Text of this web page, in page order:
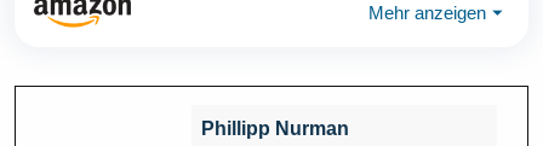
Mehr anzeigen ⏷
Phillipp Nurman